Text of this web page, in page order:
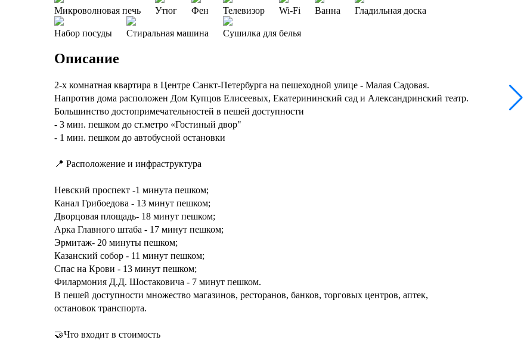
Микроволновая печь Утюг Фен Телевизор Wi-Fi Ванна Гладильная доска
Набор посуды Стиральная машина Сушилка для белья
Описание
2-х комнатная квартира в Центре Санкт-Петербурга на пешеходной улице - Малая Cадовая.
Напротив дома расположен Дом Купцов Елисеевых, Екатерининский сад и Александринский театр.
Большинство достопримечательностей в пешей доступности
- 3 мин. пешком до ст.метро «Гостиный двор"
- 1 мин. пешком до автобусной остановки
📍 Расположение и инфраструктура
Невский проспект -1 минута пешком;
Канал Грибоедова - 13 минут пешком;
Дворцовая площадь- 18 минут пешком;
Арка Главного штаба - 17 минут пешком;
Эрмитаж- 20 минуты пешком;
Казанский собор - 11 минут пешком;
Спас на Крови - 13 минут пешком;
Филармония Д.Д. Шостаковича - 7 минут пешком.
В пешей доступности множество магазинов, ресторанов, банков, торговых центров, аптек,
остановок транспорта.
🤝Что входит в стоимость